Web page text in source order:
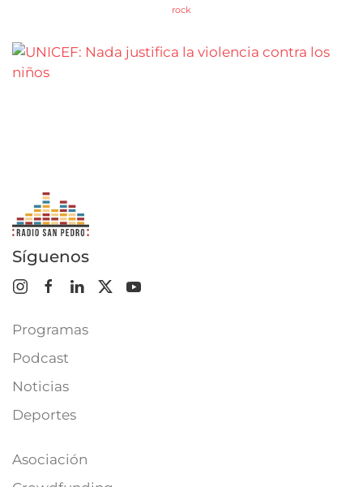
rock
Síguenos
Programas
Podcast
Noticias
Deportes
Asociación